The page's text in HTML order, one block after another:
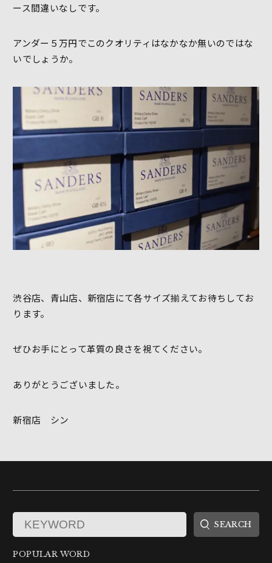
ース間違いなしです。
アンダー５万円でこのクオリティはなかなか無いのではな
いでしょうか。
渋谷店、青山店、新宿店にて各サイズ揃えてお待ちしてお
ります。
ぜひお手にとって革質の良さを視てください。
ありがとうございました。
新宿店 シン
POPULAR WORD